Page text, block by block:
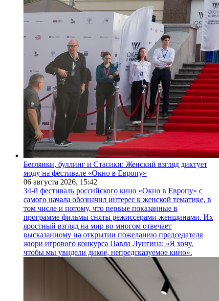
Беглянки, буллинг и Стасики: Женский взгляд диктует
моду на фестивале «Окно в Европу»
06 августа 2026, 15:42
34-й фестиваль российского кино «Окно в Европу» с
самого начала обозначил интерес к женской тематике, в
том числе и потому, что первые показанные в
программе фильмы сняты режиссерами-женщинами. Их
яростный взгляд на мир во многом отвечает
высказанному на открытии пожеланию председателя
жюри игрового конкурса Павла Лунгина: «Я хочу,
чтобы мы увидели дикое, непредсказуемое кино».